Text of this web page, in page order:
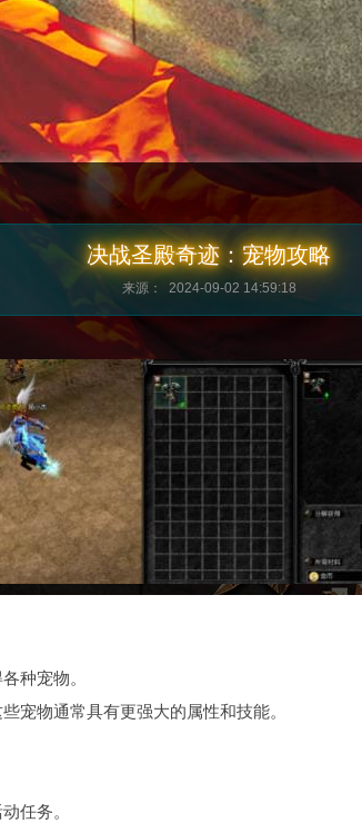
决战圣殿奇迹：宠物攻略
来源： 2024-09-02 14:59:18
种宠物。
宠物通常具有更强大的属性和技能。
任务。